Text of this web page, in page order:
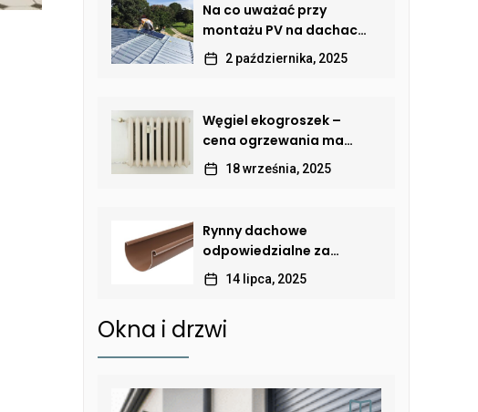
Na co uważać przy
montażu PV na dachach
skośnych? Poradnik dla
właścicieli domów
2 października, 2025
Węgiel ekogroszek –
cena ogrzewania ma
znaczenie
18 września, 2025
Rynny dachowe
odpowiedzialne za
odprowadzanie wody
deszczowej
14 lipca, 2025
Okna i drzwi